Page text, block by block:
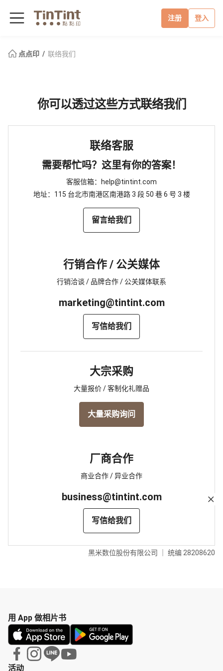
注册 登入
点点印 联络我们
你可以透过这些方式联络我们
联络客服
需要帮忙吗？这里有你的答案！
客服信箱：help@tintint.com
地址：115 台北市南港区南港路 3 段 50 巷 6 号 3 楼
留言给我们
行销合作 / 公关媒体
行销洽谈 / 品牌合作 / 公关媒体联系
marketing@tintint.com
写信给我们
大宗采购
大量报价 / 客制化礼赠品
大量采购询问
厂商合作
商业合作 / 异业合作
business@tintint.com
写信给我们
黑米数位股份有限公司 ｜ 统编 28208620
活动
用 App 做相片书